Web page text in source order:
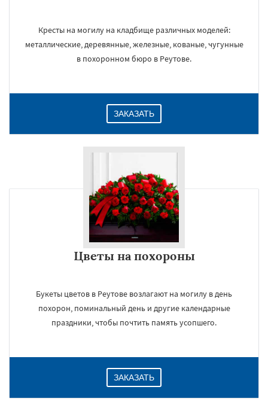
Кресты на могилу на кладбище различных моделей:
металлические, деревянные, железные, кованые, чугунные
в похоронном бюро в Реутове.
ЗАКАЗАТЬ
Цветы на похороны
Букеты цветов в Реутове возлагают на могилу в день
похорон, поминальный день и другие календарные
праздники, чтобы почтить память усопшего.
ЗАКАЗАТЬ